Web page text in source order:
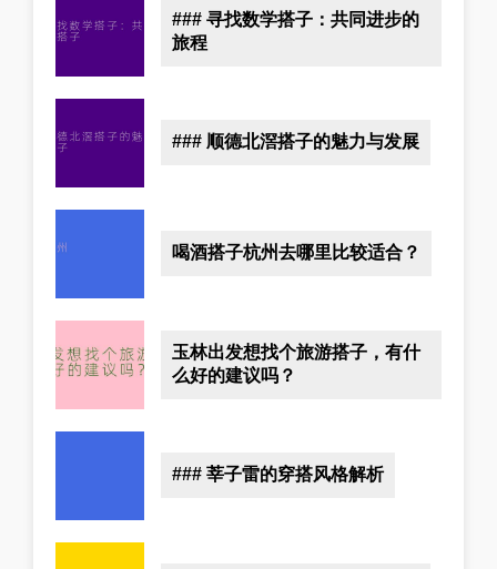
### 寻找数学搭子：共同进步的
旅程
### 顺德北滘搭子的魅力与发展
喝酒搭子杭州去哪里比较适合？
玉林出发想找个旅游搭子，有什
么好的建议吗？
### 莘子雷的穿搭风格解析